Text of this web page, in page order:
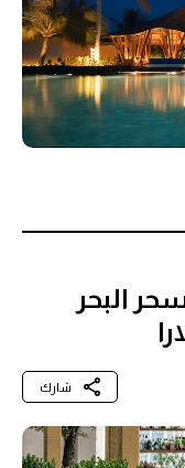
البحر
شارك